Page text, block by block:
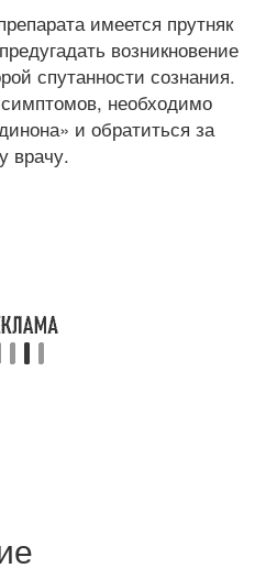
имеется прутняк
возникновение
спутанности сознания.
необходимо
и обратиться за
врачу.